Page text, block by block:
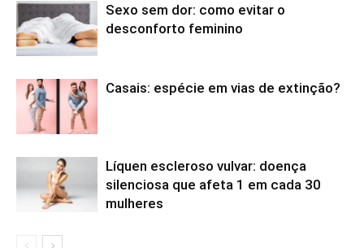
Sexo sem dor: como evitar o
desconforto feminino
Casais: espécie em vias de extinção?
Líquen escleroso vulvar: doença
silenciosa que afeta 1 em cada 30
mulheres